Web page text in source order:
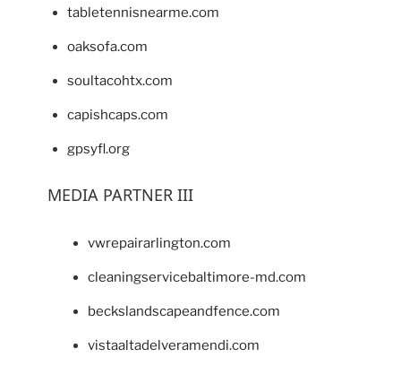
tabletennisnearme.com
oaksofa.com
soultacohtx.com
capishcaps.com
gpsyfl.org
MEDIA PARTNER III
vwrepairarlington.com
cleaningservicebaltimore-md.com
beckslandscapeandfence.com
vistaaltadelveramendi.com